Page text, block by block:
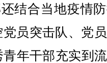
结合当地疫情
员突击队、党
年干部充实到